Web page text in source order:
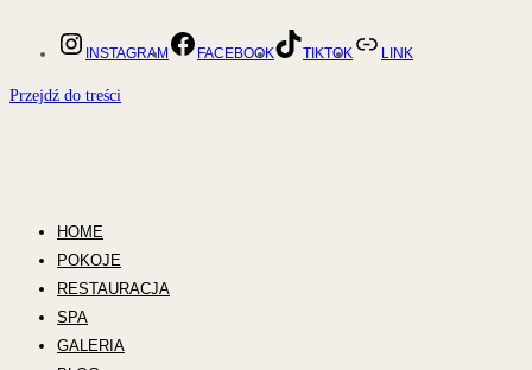
INSTAGRAM FACEBOOK TIKTOK LINK
Przejdź do treści
HOME
POKOJE
RESTAURACJA
SPA
GALERIA